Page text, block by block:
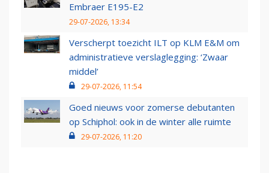
Embraer E195-E2
29-07-2026, 13:34
Verscherpt toezicht ILT op KLM E&M om
administratieve verslaglegging: ‘Zwaar
middel’
29-07-2026, 11:54
Goed nieuws voor zomerse debutanten
op Schiphol: ook in de winter alle ruimte
29-07-2026, 11:20